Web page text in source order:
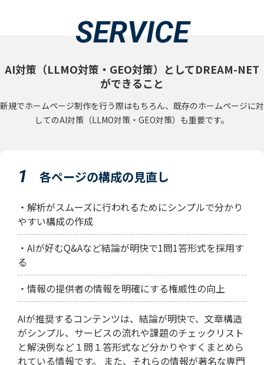
SERVICE
AI対策（LLMO対策・GEO対策）としてDREAM-NET
ができること
新規でホームページ制作を行う際はもちろん、既存のホームページに対
してのAI対策（LLMO対策・GEO対策）も重要です。
1 各ページの構成の見直し
・解析がスムーズに行われるためにシンプルで分かり
やすい構成の作成
・AIが好むQ&Aなど結論が明快で1問1答形式を採用す
る
・情報の提供者の情報を明確にする権威性の向上
AIが推奨するコンテンツは、結論が明快で、文章構造
がシンプル、サービスの流れや課題のチェックリスト
と解決例など１問１答形式など分かりやすくまとめら
れている情報です。
また、それらの情報が著名な専門